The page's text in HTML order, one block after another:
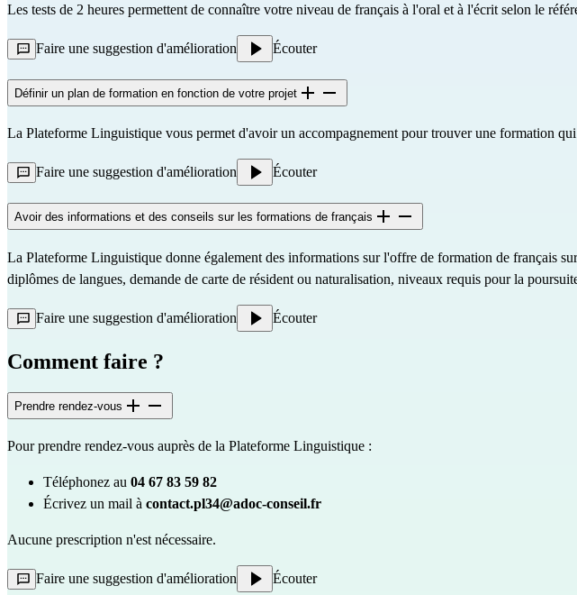
Les tests de 2 heures permettent de connaître votre niveau de français à l'oral et à l'écrit selon le
Faire une suggestion d'amélioration Écouter
Définir un plan de formation en fonction de votre projet
La Plateforme Linguistique vous permet d'avoir un accompagnement pour trouver une formation
Faire une suggestion d'amélioration Écouter
Avoir des informations et des conseils sur les formations de français
La Plateforme Linguistique donne également des informations sur l'offre de formation de français
diplômes de langues, demande de carte de résident ou naturalisation, niveaux requis pour la
Faire une suggestion d'amélioration Écouter
Comment faire ?
Prendre rendez-vous
Pour prendre rendez-vous auprès de la Plateforme Linguistique :
Téléphonez au 04 67 83 59 82
Écrivez un mail à contact.pl34@adoc-conseil.fr
Aucune prescription n'est nécessaire.
Faire une suggestion d'amélioration Écouter